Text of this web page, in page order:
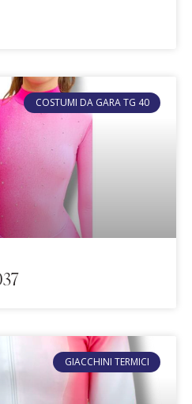
COSTUMI DA GARA TG 40
GIACCHINI TERMICI